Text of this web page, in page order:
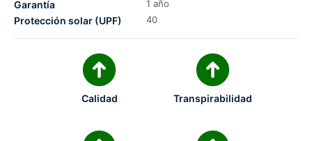
Garantía 1 año
Protección solar (UPF) 40
Calidad Transpirabilidad